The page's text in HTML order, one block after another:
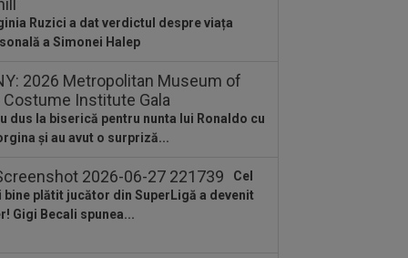
lui Gigi...
Sepsi - FCSB | LIVE VIDEO, luni,
DGS 1. Roș-albaștrii, ”ca acasă”
Ce a spus Federico Valverde
Jose Mourinho, după meciul din
OUT! Hansi Flick a anunțat trei
FOTO
Cristiano Ronaldo nu s-a
abține, după ce sute de oameni au
Ruzici a dat verdictul despre viața
a Simonei Halep
dus la biserică pentru nunta lui Ronaldo cu
și au avut o surpriză...
Cel
bine plătit jucător din SuperLigă a devenit
Gigi Becali spunea...